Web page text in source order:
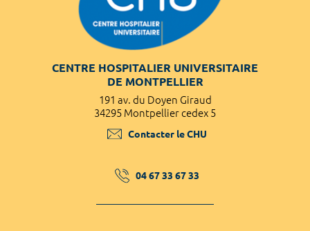
CENTRE HOSPITALIER UNIVERSITAIRE
DE MONTPELLIER
191 av. du Doyen Giraud
34295 Montpellier cedex 5
Contacter le CHU
04 67 33 67 33